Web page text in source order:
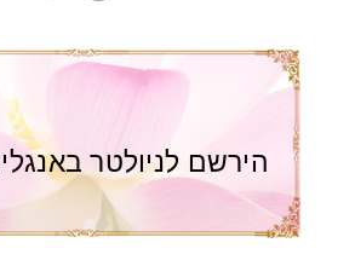
הירשם לניולטר